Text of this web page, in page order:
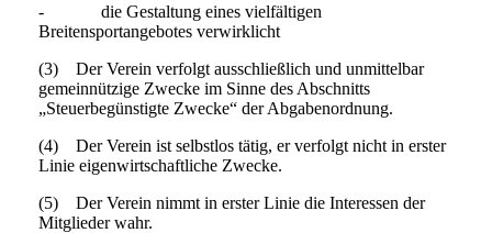
- die Gestaltung eines vielfältigen
Breitensportangebotes verwirklicht
(3) Der Verein verfolgt ausschließlich und unmittelbar
gemeinnützige Zwecke im Sinne des Abschnitts
„Steuerbegünstigte Zwecke“ der Abgabenordnung.
(4) Der Verein ist selbstlos tätig, er verfolgt nicht in erster
Linie eigenwirtschaftliche Zwecke.
(5) Der Verein nimmt in erster Linie die Interessen der
Mitglieder wahr.